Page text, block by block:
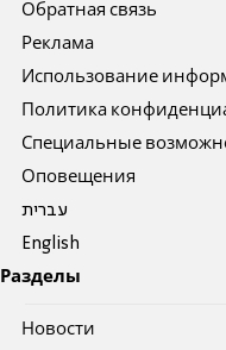
Обратная связь
Реклама
Использование
Политика
Специальные
Оповещения
עברית
English
Разделы
Новости